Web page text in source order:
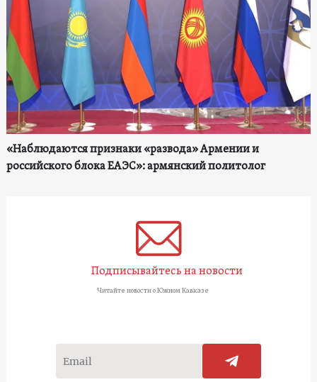
«Наблюдаются признаки «развода» Армении и
российского блока ЕАЭС»: армянский политолог
Подписывайтесь на новости
Читайте новости о Южном Кавказе